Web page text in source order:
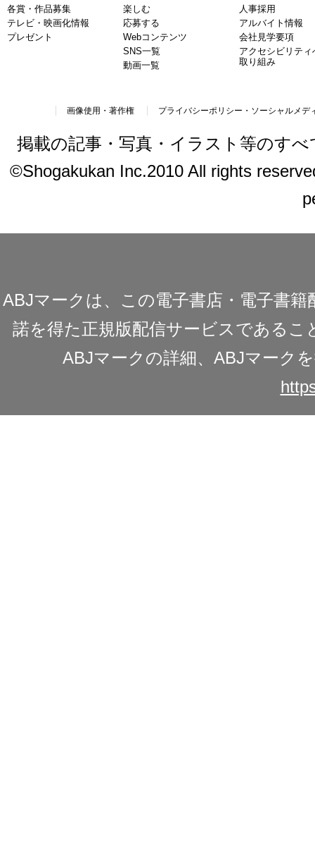
各賞・作品募集
テレビ・映画化情報
プレゼント
楽しむ
応募する
Webコンテンツ
SNS一覧
動画一覧
人事採用
アルバイト情報
会社見学要項
アクセシビリティ
取り組み
画像使用・著作権 プライバシーポリシー・ソーシャルメデ
掲載の記事・写真・イラスト等のす
©Shogakukan Inc.2010 All rights
ABJマークは、この電子書店・電子書
諾を得た正規版配信サービスであるこ
ABJマークの詳細、ABJマーク